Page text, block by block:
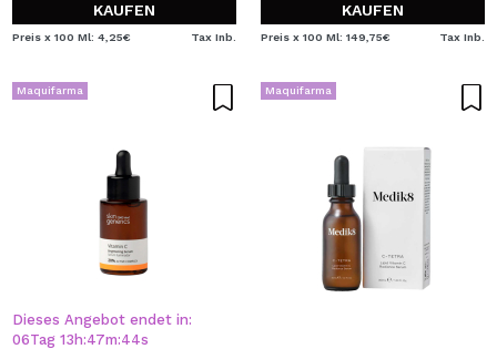
KAUFEN
Preis x 100 Ml: 4,25€ Tax Inb.
KAUFEN
Preis x 100 Ml: 149,75€ Tax Inb.
Maquifarma
Dieses Angebot endet in:
06Tag 13 h:47m:44s
Maquifarma